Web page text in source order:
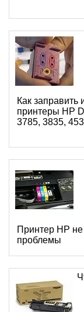
Как заправить
принтеры HP
3785, 3835,
Принтер HP
проблемы